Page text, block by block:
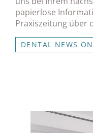
papierlose
Praxiszeitung über
DENTAL NEWS